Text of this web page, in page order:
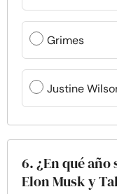
Grimes
Justine
6. ¿En qué
Elon Musk y